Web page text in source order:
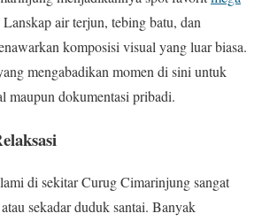
air terjun, tebing batu, dan
komposisi visual yang luar biasa.
mengabadikan momen di sini untuk
maupun dokumentasi pribadi.
di sekitar Curug Cimarinjung sangat
sekadar duduk santai. Banyak